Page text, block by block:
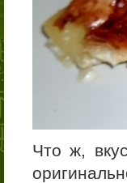
Что ж,